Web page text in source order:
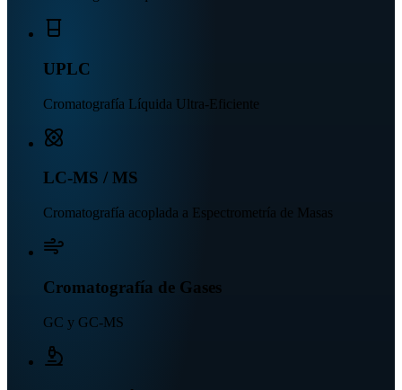
UPLC
Cromatografía Líquida Ultra-Eficiente
LC-MS / MS
Cromatografía acoplada a Espectrometría de Masas
Cromatografía de Gases
GC y GC-MS